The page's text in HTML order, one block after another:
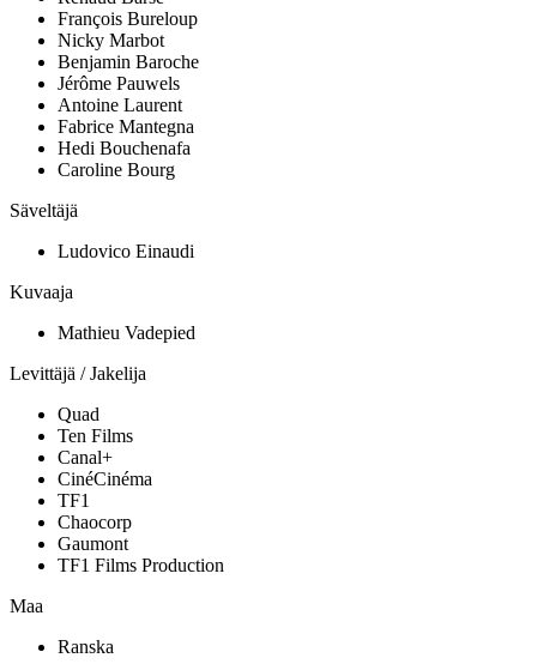
François Bureloup
Nicky Marbot
Benjamin Baroche
Jérôme Pauwels
Antoine Laurent
Fabrice Mantegna
Hedi Bouchenafa
Caroline Bourg
Säveltäjä
Ludovico Einaudi
Kuvaaja
Mathieu Vadepied
Levittäjä / Jakelija
Quad
Ten Films
Canal+
CinéCinéma
TF1
Chaocorp
Gaumont
TF1 Films Production
Maa
Ranska